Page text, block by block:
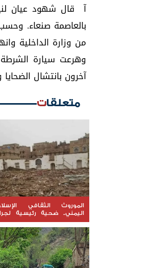
آ قال شهود عيان
بالعاصمة صنعاء.
من وزارة الداخلية
وهرعت سيارة الشرطة
آخرون بانتشال
متعلقات
الموروث الثقافي
اليمني.. ضحية رئيسية
الحوثي (تقرير رصد)